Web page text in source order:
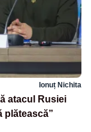
Ionuț Nichita
atacul Rusiei
plătească”